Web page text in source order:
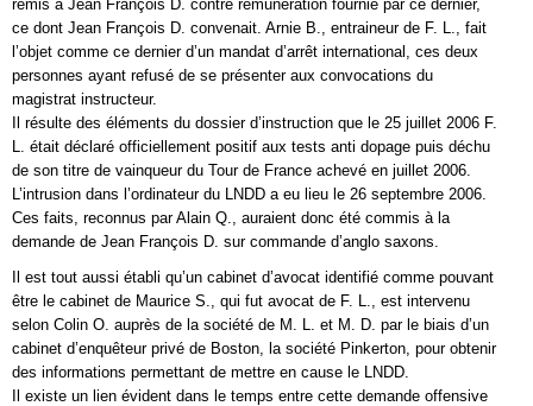
remis à Jean François D. contre rémunération fournie par ce dernier,
ce dont Jean François D. convenait. Arnie B., entraineur de F. L., fait
l’objet comme ce dernier d’un mandat d’arrêt international, ces deux
personnes ayant refusé de se présenter aux convocations du
magistrat instructeur.
Il résulte des éléments du dossier d’instruction que le 25 juillet 2006 F.
L. était déclaré officiellement positif aux tests anti dopage puis déchu
de son titre de vainqueur du Tour de France achevé en juillet 2006.
L’intrusion dans l’ordinateur du LNDD a eu lieu le 26 septembre 2006.
Ces faits, reconnus par Alain Q., auraient donc été commis à la
demande de Jean François D. sur commande d’anglo saxons.
Il est tout aussi établi qu’un cabinet d’avocat identifié comme pouvant
être le cabinet de Maurice S., qui fut avocat de F. L., est intervenu
selon Colin O. auprès de la société de M. L. et M. D. par le biais d’un
cabinet d’enquêteur privé de Boston, la société Pinkerton, pour obtenir
des informations permettant de mettre en cause le LNDD.
Il existe un lien évident dans le temps entre cette demande offensive